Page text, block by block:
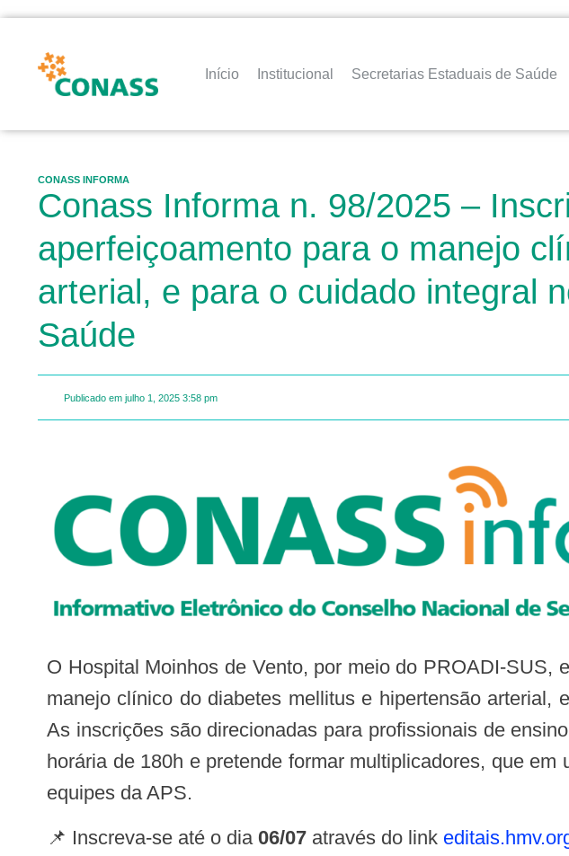
Início Institucional Secretarias Estaduais de Saúde
CONASS INFORMA
Conass Informa n. 98/2025 –
aperfeiçoamento para o manejo
arterial, e para o cuidado integral
Saúde
Publicado em julho 1, 2025 3:58 pm
O Hospital Moinhos de Vento, por meio do PROADI-SUS, está com inscrições abertas para o Curso de aperfeiçoamento para o
manejo clínico do diabetes mellitus e hipertensão arterial,
As inscrições são direcionadas para profissionais de
horária de 180h e pretende formar multiplicadores, que
equipes da APS.
📌 Inscreva-se até o dia 06/07 através do link